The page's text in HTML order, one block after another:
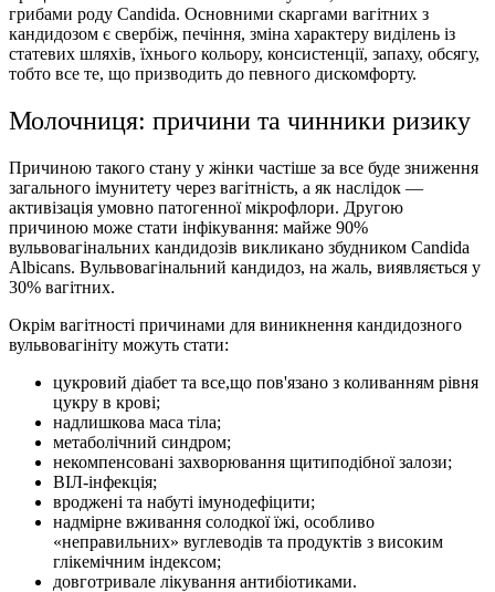
грибами роду Candida. Основними скаргами вагітних з
кандидозом є свербіж, печіння, зміна характеру виділень із
статевих шляхів, їхнього кольору, консистенції, запаху, обсягу,
тобто все те, що призводить до певного дискомфорту.
Молочниця: причини та чинники ризику
Причиною такого стану у жінки частіше за все буде зниження
загального імунитету через вагітність, а як наслідок —
активізація умовно патогенної мікрофлори. Другою
причиною може стати інфікування: майже 90%
вульвовагінальних кандидозів викликано збудником Сandida
Аlbicans. Вульвовагінальний кандидоз, на жаль, виявляється у
30% вагітних.
Окрім вагітності причинами для виникнення кандидозного
вульвовагініту можуть стати:
цукровий діабет та все,що пов'язано з коливанням рівня
цукру в крові;
надлишкова маса тіла;
метаболічний синдром;
некомпенсовані захворювання щитиподібної залози;
ВІЛ-інфекція;
вроджені та набуті імунодефіцити;
надмірне вживання солодкої їжі, особливо
«неправильних» вуглеводів та продуктів з високим
глікемічним індексом;
довготривале лікування антибіотиками.